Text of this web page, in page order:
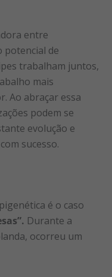
entre
potencial de
trabalham juntos,
mais
Ao abraçar essa
podem se
evolução e
sucesso.
é o caso
Durante a
ocorreu um